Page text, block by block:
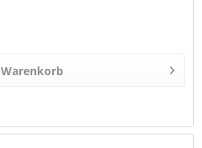
Warenkorb